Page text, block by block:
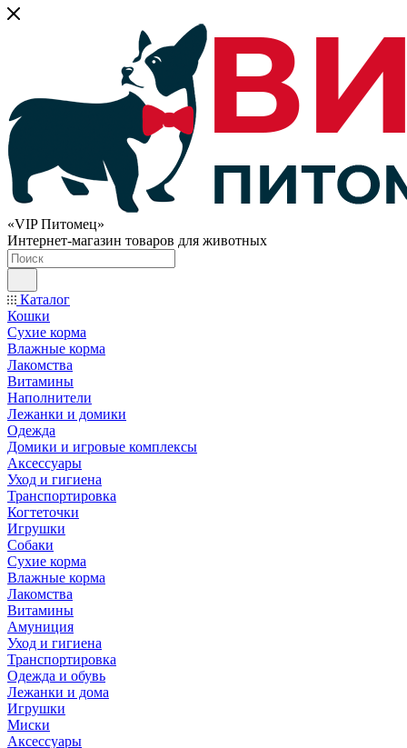
«VIP Питомец»
Интернет-магазин товаров для животных
Каталог
Кошки
Сухие корма
Влажные корма
Лакомства
Витамины
Наполнители
Лежанки и домики
Одежда
Домики и игровые комплексы
Аксессуары
Уход и гигиена
Транспортировка
Когтеточки
Игрушки
Собаки
Сухие корма
Влажные корма
Лакомства
Витамины
Амуниция
Уход и гигиена
Транспортировка
Одежда и обувь
Лежанки и дома
Игрушки
Миски
Аксессуары